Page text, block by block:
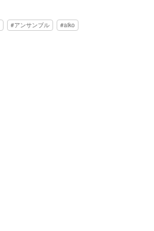
アンサンブル aiko